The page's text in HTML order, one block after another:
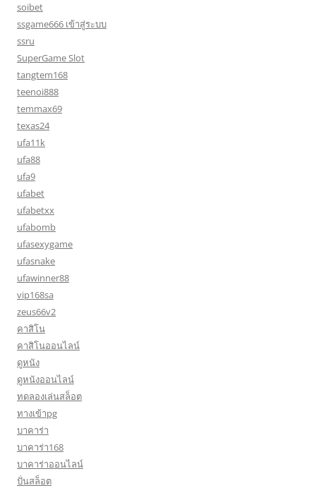
soibet
ssgame666 เข้าสู่ระบบ
ssru
SuperGame Slot
tangtem168
teenoi888
temmax69
texas24
ufa11k
ufa88
ufa9
ufabet
ufabetxx
ufabomb
ufasexygame
ufasnake
ufawinner88
vip168sa
zeus66v2
คาสิโน
คาสิโนออนไลน์
ดูหนัง
ดูหนังออนไลน์
ทดลองเล่นสล็อต
ทางเข้าpg
บาคาร่า
บาคาร่า168
บาคาร่าออนไลน์
ปั่นสล็อต